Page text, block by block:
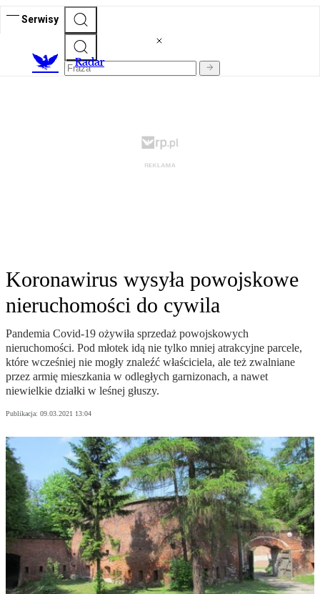
Serwisy
Radar
Koronawirus wysyła powojskowe
nieruchomości do cywila
Pandemia Covid-19 ożywiła sprzedaż powojskowych
nieruchomości. Pod młotek idą nie tylko mniej atrakcyjne parcele,
które wcześniej nie mogły znaleźć właściciela, ale też zwalniane
przez armię mieszkania w odległych garnizonach, a nawet
niewielkie działki w leśnej głuszy.
Publikacja: 09.03.2021 13:04